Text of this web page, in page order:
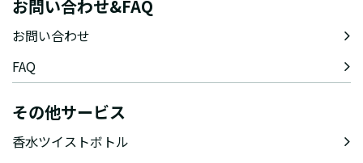
お問い合わせ&FAQ
お問い合わせ
FAQ
その他サービス
香水ツイストボトル